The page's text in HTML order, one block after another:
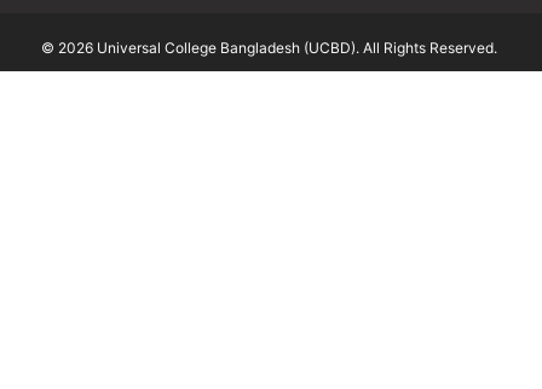
© 2026 Universal College Bangladesh (UCBD). All Rights Reserved.